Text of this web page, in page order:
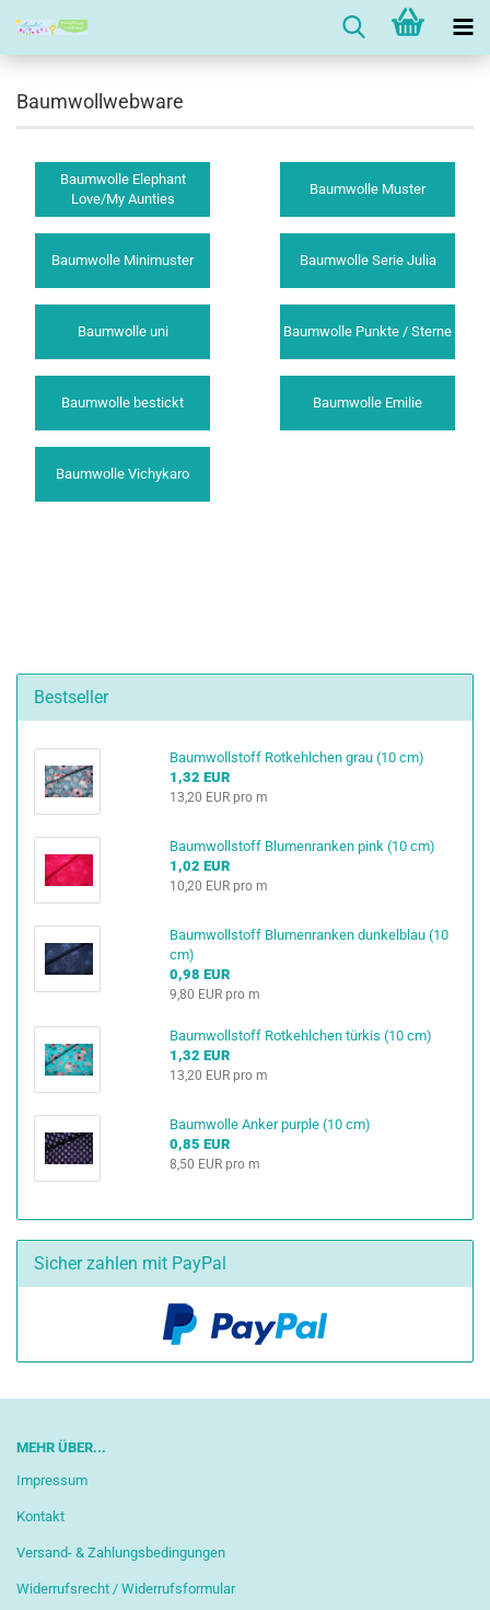
Baumwollwebware
Baumwolle Elephant
Love/My Aunties
Baumwolle Muster
Baumwolle Minimuster Baumwolle Serie Julia
Baumwolle uni Baumwolle Punkte / Sterne
Baumwolle bestickt Baumwolle Emilie
Baumwolle Vichykaro
Bestseller
Baumwollstoff Rotkehlchen grau (10 cm)
1,32 EUR
13,20 EUR pro m
Baumwollstoff Blumenranken pink (10 cm)
1,02 EUR
10,20 EUR pro m
Baumwollstoff Blumenranken dunkelblau (10
cm)
0,98 EUR
9,80 EUR pro m
Baumwollstoff Rotkehlchen türkis (10 cm)
1,32 EUR
13,20 EUR pro m
Baumwolle Anker purple (10 cm)
0,85 EUR
8,50 EUR pro m
Sicher zahlen mit PayPal
MEHR ÜBER...
Impressum
Kontakt
Versand- & Zahlungsbedingungen
Widerrufsrecht / Widerrufsformular